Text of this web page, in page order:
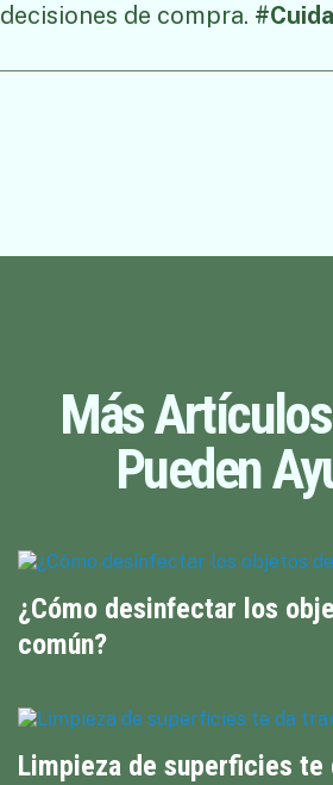
decisiones de compra.
Más
Pueden
¿Cómo desinfectar los
común?
Limpieza de superficies te